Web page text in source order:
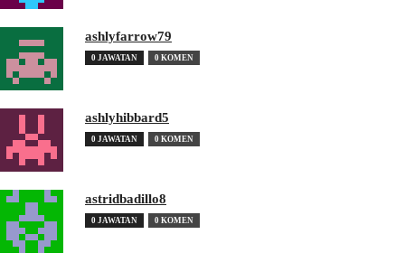
ashlyfarrow79
0 JAWATAN 0 KOMEN
ashlyhibbard5
0 JAWATAN 0 KOMEN
astridbadillo8
0 JAWATAN 0 KOMEN